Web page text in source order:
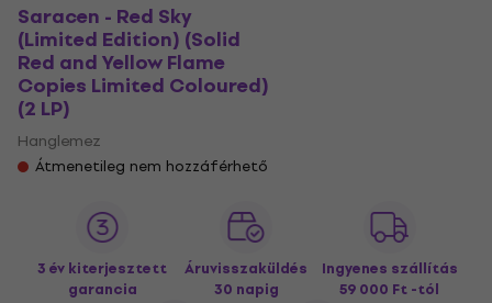
Saracen - Red Sky
(Limited Edition) (Solid
Red and Yellow Flame
Copies Limited Coloured)
(2 LP)
Hanglemez
Átmenetileg nem hozzáférhető
3 év kiterjesztett
garancia
Áruvisszaküldés
30 napig
Ingyenes szállítás
59 000 Ft -tól